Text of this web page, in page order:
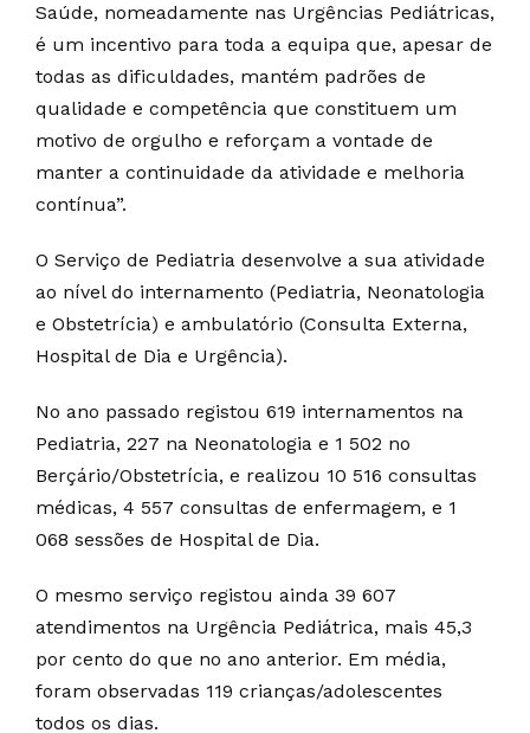
Saúde, nomeadamente nas Urgências Pediátricas,
é um incentivo para toda a equipa que, apesar de
todas as dificuldades, mantém padrões de
qualidade e competência que constituem um
motivo de orgulho e reforçam a vontade de
manter a continuidade da atividade e melhoria
contínua”.
O Serviço de Pediatria desenvolve a sua atividade
ao nível do internamento (Pediatria, Neonatologia
e Obstetrícia) e ambulatório (Consulta Externa,
Hospital de Dia e Urgência).
No ano passado registou 619 internamentos na
Pediatria, 227 na Neonatologia e 1 502 no
Berçário/Obstetrícia, e realizou 10 516 consultas
médicas, 4 557 consultas de enfermagem, e 1
068 sessões de Hospital de Dia.
O mesmo serviço registou ainda 39 607
atendimentos na Urgência Pediátrica, mais 45,3
por cento do que no ano anterior. Em média,
foram observadas 119 crianças/adolescentes
todos os dias.